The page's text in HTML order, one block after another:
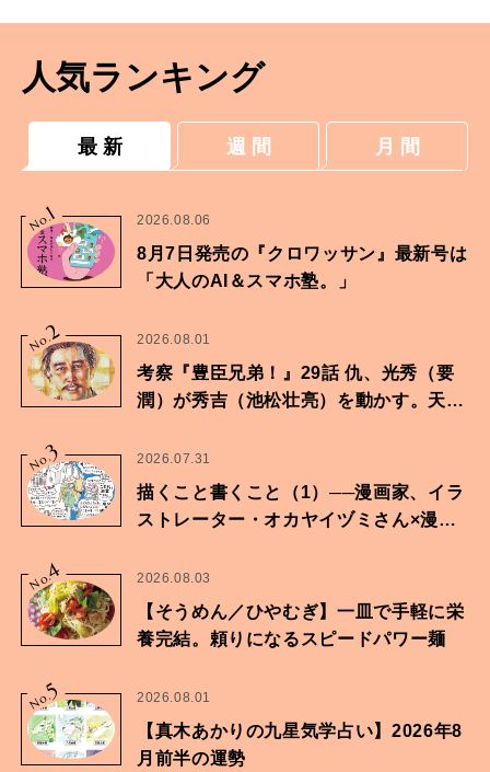
人気ランキング
最 新 週 間 月 間
No.
1 2026.08.06
8月7日発売の『クロワッサン』最新号は
「大人のAI＆スマホ塾。」
No.2 2026.08.01
考察『豊臣兄弟！』29話 仇、光秀（要
潤）が秀吉（池松壮亮）を動かす。天下
No.
3 2026.07.31
描くこと書くこと（1）──漫画家、イラ
ストレーター・オカヤイヅミさん×漫画
No.
4 2026.08.03
【そうめん／ひやむぎ】一皿で手軽に栄
養完結。頼りになるスピードパワー麺
No.
5 2026.08.01
【真木あかりの九星気学占い】2026年8
月前半の運勢